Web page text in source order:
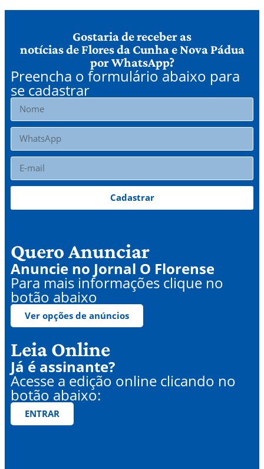
Gostaria de receber as
notícias de Flores da Cunha e Nova Pádua
por WhatsApp?
Preencha o formulário abaixo para
se cadastrar
Cadastrar
Quero Anunciar
Anuncie no Jornal O Florense
Para mais informações clique no
botão abaixo
Ver opções de anúncios
Leia Online
Já é assinante?
Acesse a edição online clicando no
botão abaixo:
ENTRAR